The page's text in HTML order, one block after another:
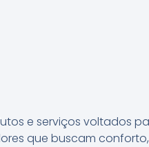
e serviços voltados
que buscam conforto,